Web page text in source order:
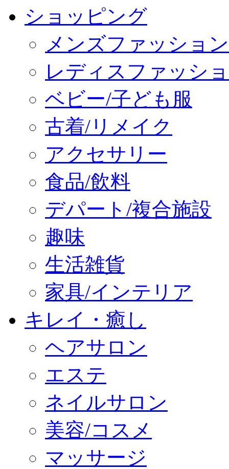
ショッピング
メンズファッション
レディスファッシ
ベビー/子ども服
古着/リメイク
アクセサリー
食品/飲料
デパート/複合施設
趣味
生活雑貨
家具/インテリア
キレイ・癒し
ヘアサロン
エステ
ネイルサロン
美容/コスメ
マッサージ